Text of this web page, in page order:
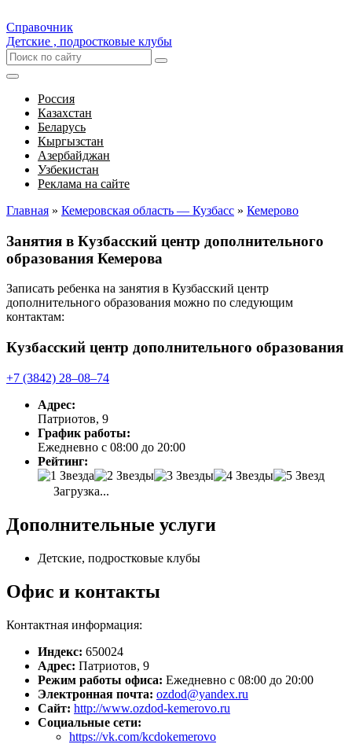
Справочник
Детские , подростковые клубы
Россия
Казахстан
Беларусь
Кыргызстан
Азербайджан
Узбекистан
Реклама на сайте
Главная » Кемеровская область — Кузбасс » Кемерово
Занятия в Кузбасский центр дополнительного
образования Кемерова
Записать ребенка на занятия в Кузбасский центр
дополнительного образования можно по следующим
контактам:
Кузбасский центр дополнительного образования
+7 (3842) 28‒08‒74
Адрес:
Патриотов, 9
График работы:
Ежедневно с 08:00 до 20:00
Рейтинг:
Загрузка...
Дополнительные услуги
Детские, подростковые клубы
Офис и контакты
Контактная информация:
Индекс: 650024
Адрес: Патриотов, 9
Режим работы офиса: Ежедневно с 08:00 до 20:00
Электронная почта: ozdod@yandex.ru
Сайт: http://www.ozdod-kemerovo.ru
Социальные сети:
https://vk.com/kcdokemerovo